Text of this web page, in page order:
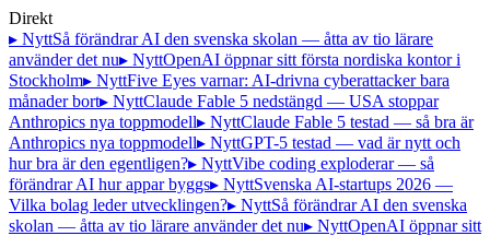
Direkt
▸ NyttSå förändrar AI den svenska skolan — åtta av tio lärare
använder det nu▸ NyttOpenAI öppnar sitt första nordiska kontor i
Stockholm▸ NyttFive Eyes varnar: AI-drivna cyberattacker bara
månader bort▸ NyttClaude Fable 5 nedstängd — USA stoppar
Anthropics nya toppmodell▸ NyttClaude Fable 5 testad — så bra är
Anthropics nya toppmodell▸ NyttGPT-5 testad — vad är nytt och
hur bra är den egentligen?▸ NyttVibe coding exploderar — så
förändrar AI hur appar byggs▸ NyttSvenska AI-startups 2026 —
Vilka bolag leder utvecklingen?▸ NyttSå förändrar AI den svenska
skolan — åtta av tio lärare använder det nu▸ NyttOpenAI öppnar sitt